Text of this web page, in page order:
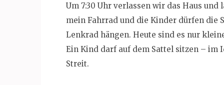
Um 7:30 Uhr verlassen wir das Haus
mein Fahrrad und die Kinder dürfen die
Lenkrad hängen. Heute sind es nur
Ein Kind darf auf dem Sattel sitzen – im
Streit.